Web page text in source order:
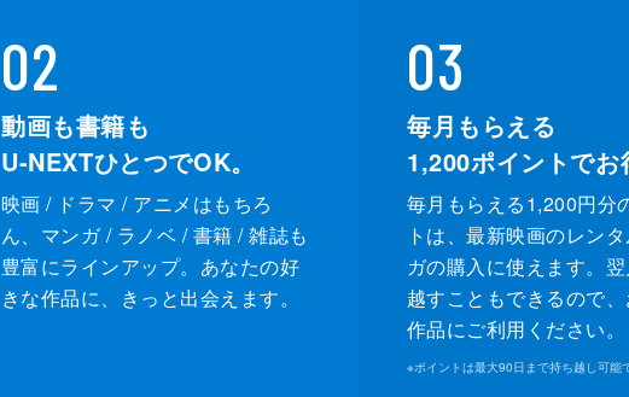
02
動画も書籍も
U-NEXTひとつでOK。
映画 / ドラマ / アニメはもちろ
ん、マンガ / ラノベ / 書籍 / 雑誌も
豊富にラインアップ。あなたの好
きな作品に、きっと出会えます。
03
毎月もらえる
1,200ポイントでお
毎月もらえる1,200円分
トは、最新映画のレン
ガの購入に使えます。
越すこともできるので
作品にご利用ください。
※ポイントは最大90日まで持ち越し可能